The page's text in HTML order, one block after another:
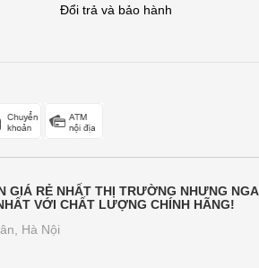
Đổi trả và bảo hành
GIÁ RẺ NHẤT THỊ TRƯỜNG NHƯNG NGA
VỚI CHẤT LƯỢNG CHÍNH HÃNG!
Hà Nội